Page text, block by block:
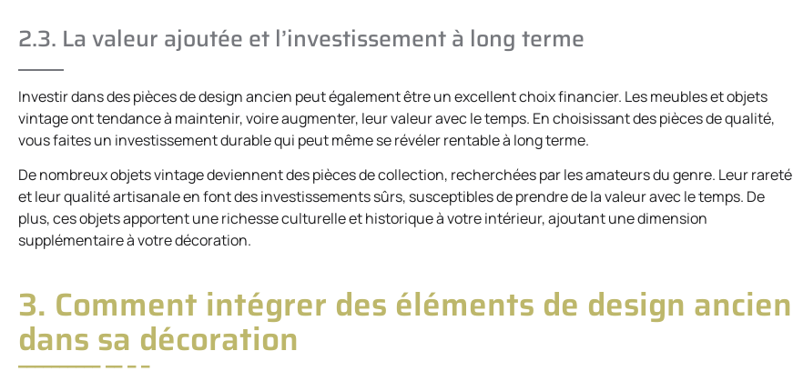
2.3. La valeur ajoutée et l’investissement à long terme
Investir dans des pièces de design ancien peut également être un excellent choix financier. Les meubles et objets
vintage ont tendance à maintenir, voire augmenter, leur valeur avec le temps. En choisissant des pièces de qualité,
vous faites un investissement durable qui peut même se révéler rentable à long terme.
De nombreux objets vintage deviennent des pièces de collection, recherchées par les amateurs du genre. Leur rareté
et leur qualité artisanale en font des investissements sûrs, susceptibles de prendre de la valeur avec le temps. De
plus, ces objets apportent une richesse culturelle et historique à votre intérieur, ajoutant une dimension
supplémentaire à votre décoration.
3. Comment intégrer des éléments de design ancien
dans sa décoration